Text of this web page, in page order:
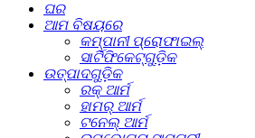
ଘର
ଆମ ବିଷୟରେ
କମ୍ପାନୀ ପ୍ରୋଫାଇଲ୍
ସାର୍ଟିଫିକେଟ୍‌ଗୁଡ଼ିକ
ଉତ୍ପାଦଗୁଡ଼ିକ
ରକ୍ ଆର୍ମ
ହାମର୍ ଆର୍ମ
ଟନେଲ୍‌ ଆର୍ମ